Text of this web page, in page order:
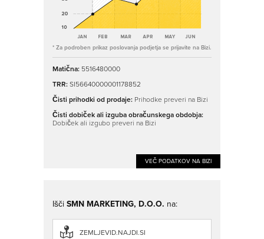
* Za podroben prikaz poslovanja podjetja se prijavite na Bizi.
Matična: 5516480000
TRR:SI56640000001178852
Čisti prihodki od prodaje: Prihodke preveri na Bizi
Čisti dobiček ali izguba obračunskega obdobja:
Dobiček ali izgubo preveri na Bizi
VEČ PODATKOV NA BIZI
Išči SMN MARKETING, D.O.O. na:
ZEMLJEVID.NAJDI.SI